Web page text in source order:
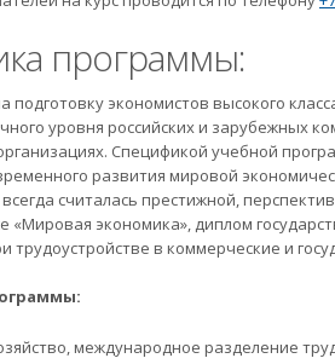
программы:
подготовку экономистов высокого
уровня российских и зарубежных
Спецификой учебной
развития мировой
считалась престижной,
«Мировая экономика», диплом
трудоустройстве в коммерческие и
международное разделение